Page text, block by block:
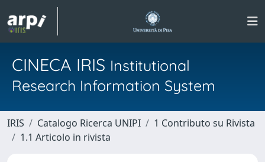
CINECA IRIS Institutional
Research Information System
IRIS Catalogo Ricerca UNIPI
1 Contributo su Rivista
1.1 Articolo in rivista